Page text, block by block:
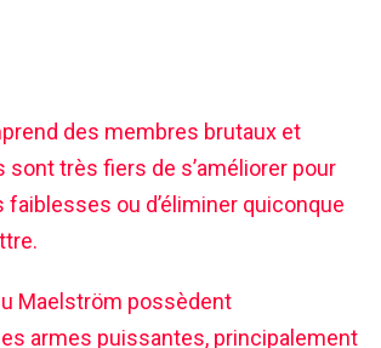
des membres brutaux et
sont très fiers de s’améliorer pour
ou d’éliminer quiconque
Maelström possèdent
armes puissantes, principalement